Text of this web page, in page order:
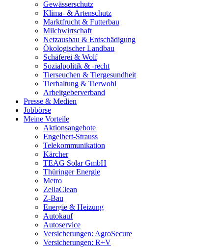
Gewässerschutz
Klima- & Artenschutz
Marktfrucht & Futterbau
Milchwirtschaft
Netzausbau & Entschädigung
Ökologischer Landbau
Schäferei & Wolf
Sozialpolitik & -recht
Tierseuchen & Tiergesundheit
Tierhaltung & Tierwohl
Arbeitgeberverband
Presse & Medien
Jobbörse
Meine Vorteile
Aktionsangebote
Engelbert-Strauss
Telekommunikation
Kärcher
TEAG Solar GmbH
Thüringer Energie
Metro
ZellaClean
Z-Bau
Energie & Heizung
Autokauf
Autoservice
Versicherungen: AgroSecure
Versicherungen: R+V